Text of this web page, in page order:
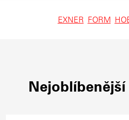
EXNER FORM